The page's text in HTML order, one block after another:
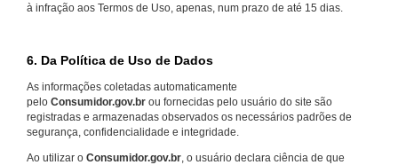
à infração aos Termos de Uso, apenas, num prazo de até 15 dias.
6. Da Política de Uso de Dados
As informações coletadas automaticamente
pelo Consumidor.gov.br ou fornecidas pelo usuário do site são
registradas e armazenadas observados os necessários padrões de
segurança, confidencialidade e integridade.
Ao utilizar o Consumidor.gov.br , o usuário declara ciência de que